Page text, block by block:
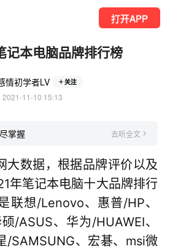
打开APP
记本电脑品牌排行榜
情初学者LV 关注
2021-11-10 15:13
掌握 去听全文
大数据，根据品牌评价以及
年笔记本电脑十大品牌排行
联想/Lenovo、惠普/HP、
/ASUS、华为/HUAWEI、
/SAMSUNG、宏碁、msi微